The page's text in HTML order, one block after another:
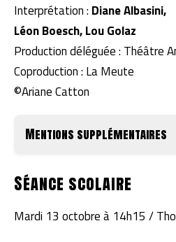
Interprétation : Diane Albasini,
Léon Boesch, Lou Golaz
Production déléguée : Théâtre
Coproduction : La Meute
©Ariane Catton
Mentions supplémentaires
Séance scolaire
Mardi 13 octobre à 14h15 /